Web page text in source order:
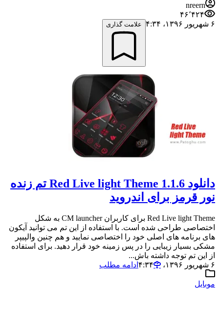
nreern
۴۶٬۴۲۴
۶ شهریور ۱۳۹۶،‏ ۴:۳۴
علامت گذاری
دانلود Red Live light Theme 1.1.6 تم زنده
نور قرمز برای اندروید
Red Live light Theme برای کاربران CM launcher به شکل
اختصاصی طراحی شده است. با استفاده از این تم می توانید آیکون
های برنامه های اصلی خود را اختصاصی نمایید و هم چنین والپیپر
مشکی بسیار زیبایی را در پس زمینه خود قرار دهید. برای استفاده
از این تم توجه داشته باش...
۶ شهریور ۱۳۹۶،‏ ۴:۳۴
ادامه مطلب
موبایل